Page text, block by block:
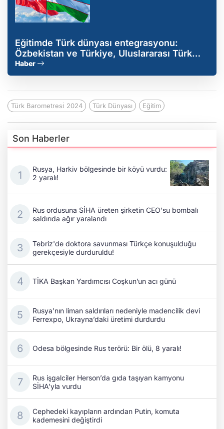
Eğitimde Türk dünyası entegrasyonu:
Özbekistan ve Türkiye, Uluslararası Türk
Devletleri Üniversitesi kuruyor
Haber
Türk Barometresi̇ 2024 Türk Dünyası Eğitim
Son Haberler
Rusya, Harkiv bölgesinde bir köyü vurdu:
2 yaralı!
Rus ordusuna SİHA üreten şirketin CEO'su bombalı
saldırıda ağır yaralandı
Tebriz'de doktora savunması Türkçe konuşulduğu
gerekçesiyle durduruldu!
TİKA Başkan Yardımcısı Coşkun’un acı günü
Rusya’nın liman saldırıları nedeniyle madencilik devi
Ferrexpo, Ukrayna’daki üretimi durdurdu
Odesa bölgesinde Rus terörü: Bir ölü, 8 yaralı!
Rus işgalciler Herson’da gıda taşıyan kamyonu
SİHA’yla vurdu
Cephedeki kayıpların ardından Putin, komuta
kademesini değiştirdi